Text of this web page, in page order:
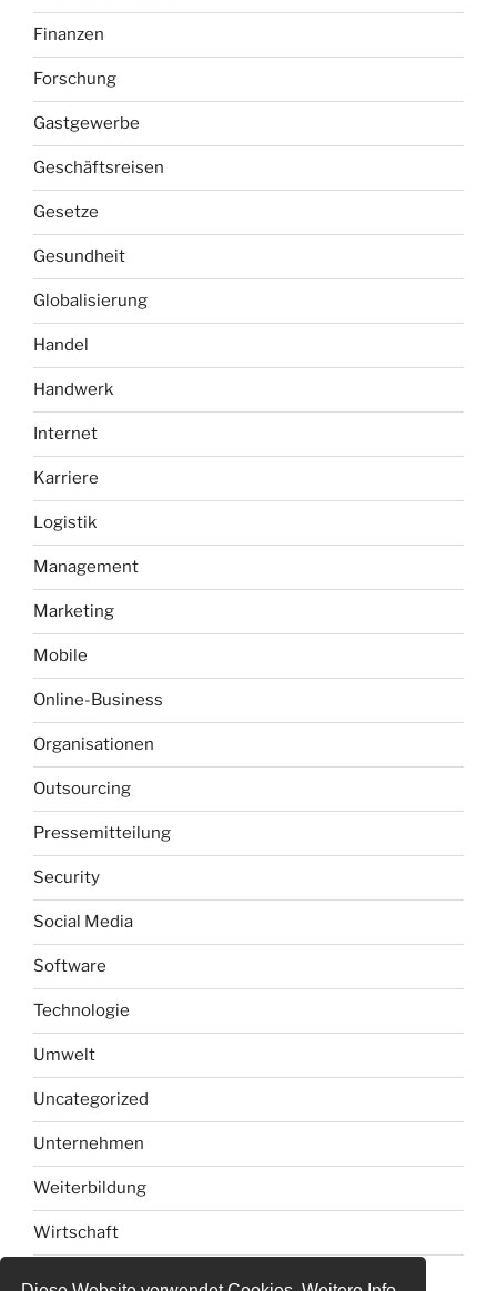
Finanzen
Forschung
Gastgewerbe
Geschäftsreisen
Gesetze
Gesundheit
Globalisierung
Handel
Handwerk
Internet
Karriere
Logistik
Management
Marketing
Mobile
Online-Business
Organisationen
Outsourcing
Pressemitteilung
Security
Social Media
Software
Technologie
Umwelt
Uncategorized
Unternehmen
Weiterbildung
Wirtschaft